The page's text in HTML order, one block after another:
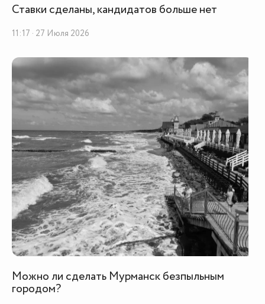
Ставки сделаны, кандидатов больше нет
11:17 · 27 Июля 2026
Можно ли сделать Мурманск безпыльным
городом?